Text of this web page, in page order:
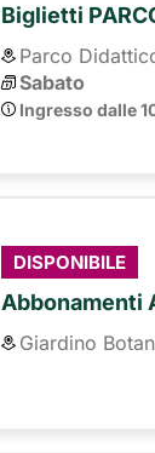
Biglietti
Parco
Sabato
Ingresso dalle
DISPONIBILE
Abbonamenti
Giardino